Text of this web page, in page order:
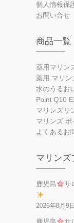
個人情報保
お問い合せ
商品一覧
薬用マリン
薬用 マリン
水のうるお
Point Q10
マリンズリ
マリンズ
よくあるお
マリンズ
鹿児島 サ
2026年8月9日